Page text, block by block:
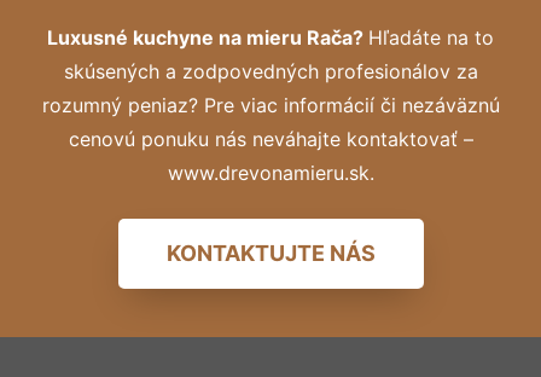
Luxusné kuchyne na mieru Rača? Hľadáte na to
skúsených a zodpovedných profesionálov za
rozumný peniaz? Pre viac informácií či nezáväznú
cenovú ponuku nás neváhajte kontaktovať –
www.drevonamieru.sk.
KONTAKTUJTE NÁS